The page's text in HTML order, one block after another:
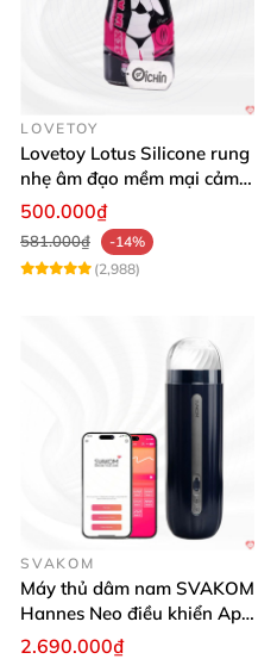
LOVETOY
Lovetoy Lotus Silicone rung
nhẹ âm đạo mềm mại cảm
giác thật
500.000₫
581.000₫
-14%
(2,988)
SVAKOM
Máy thủ dâm nam SVAKOM
Hannes Neo điều khiển App
tương tác
2.690.000₫